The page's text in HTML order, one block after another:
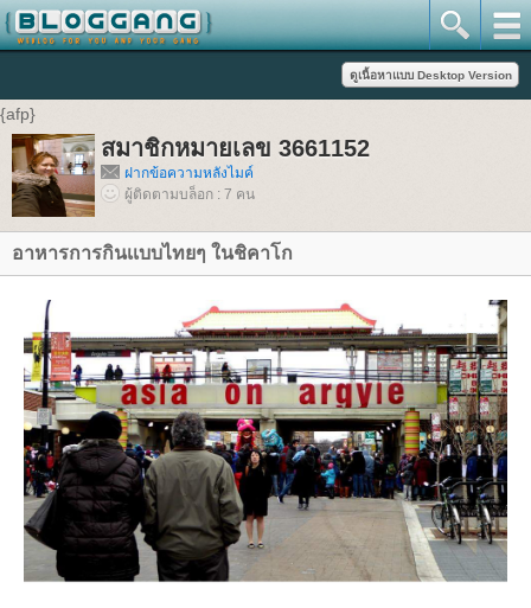
{afp}
สมาชิกหมายเลข 3661152
ฝากข้อความหลังไมค์
ผู้ติดตามบล็อก : 7 คน
อาหารการกินเเบบไทยๆ ในชิคาโก